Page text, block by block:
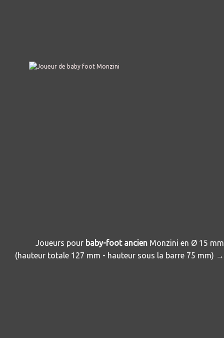
Joueurs pour baby-foot ancien Monzini en Ø 15 mm
(hauteur totale 127 mm - hauteur sous la barre 75 mm) →